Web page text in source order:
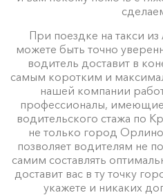
При поездке на такси
можете быть точно
водитель доставит в
самым коротким и
нашей компании
профессионалы, имеющие
водительского стажа по
не только город
позволяет водителям не
самим составлять
доставит вас в ту точку
укажете и никаких